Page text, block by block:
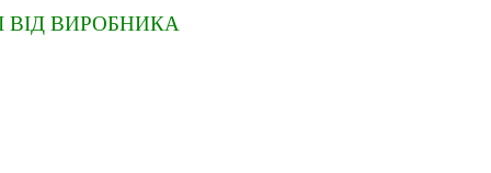
ВІД ВИРОБНИКА